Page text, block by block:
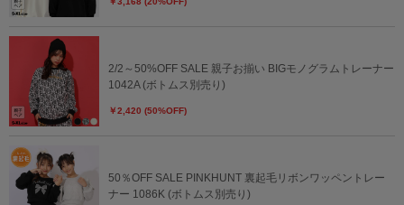
2/2～50%OFF SALE 親子お揃い BIGモノグラムトレーナー
1042A (ボトムス別売り)
￥2,420 (50%OFF)
50％OFF SALE PINKHUNT 裏起毛リボンワッペントレー
ナー 1086K (ボトムス別売り)